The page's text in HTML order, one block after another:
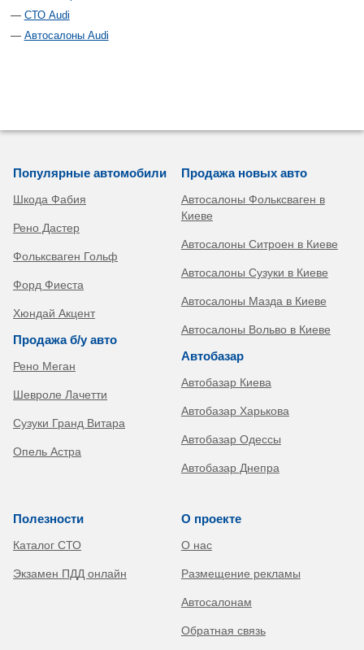
СТО Audi
Автосалоны Audi
Популярные автомобили
Шкода Фабия
Рено Дастер
Фольксваген Гольф
Форд Фиеста
Хюндай Акцент
Продажа б/у авто
Рено Меган
Шевроле Лачетти
Сузуки Гранд Витара
Опель Астра
Продажа новых авто
Автосалоны Фольксваген в
Киеве
Автосалоны Ситроен в Киеве
Автосалоны Сузуки в Киеве
Автосалоны Мазда в Киеве
Автосалоны Вольво в Киеве
Автобазар
Автобазар Киева
Автобазар Харькова
Автобазар Одессы
Автобазар Днепра
Полезности
Каталог СТО
Экзамен ПДД онлайн
О проекте
О нас
Размещение рекламы
Автосалонам
Обратная связь